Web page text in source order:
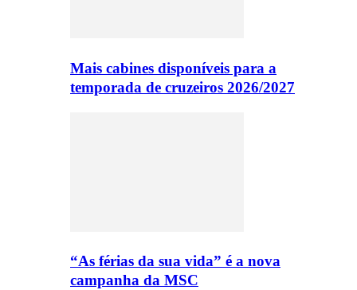
Mais cabines disponíveis para a
temporada de cruzeiros 2026/2027
“As férias da sua vida” é a nova
campanha da MSC